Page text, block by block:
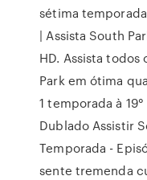
sétima
| Assista South
HD. Assista
Park em ótima
1 temporada à
Dublado Assistir
Temporada -
sente tremenda